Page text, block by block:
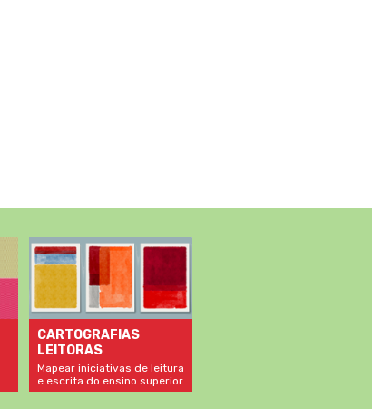
CARTOGRAFIAS
LEITORAS
Mapear iniciativas de leitura
e escrita do ensino superior